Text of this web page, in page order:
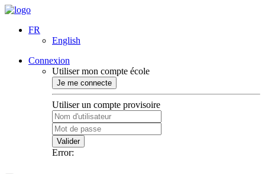
FR
English
Connexion
Utiliser mon compte école
Je me connecte
Utiliser un compte provisoire
Valider
Error: